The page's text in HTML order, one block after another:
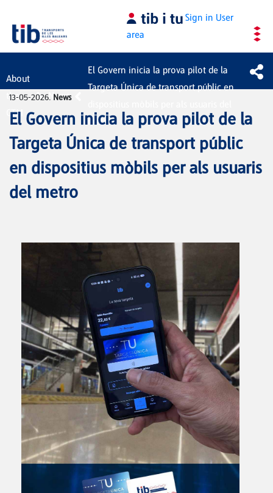
Sign in User
area
About
the
CTM
News
El Govern inicia la prova pilot de la
Targeta Única de transport públic en
metro
13-05-2026. News
El Govern inicia la prova pilot de la
Targeta Única de transport públic
en dispositius mòbils per als usuaris
del metro